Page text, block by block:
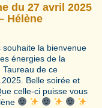
du 27 avril 2025
Hélène
souhaite la bienvenue
énergies de la
Taureau de ce
Belle soirée et
celle-ci puisse vous